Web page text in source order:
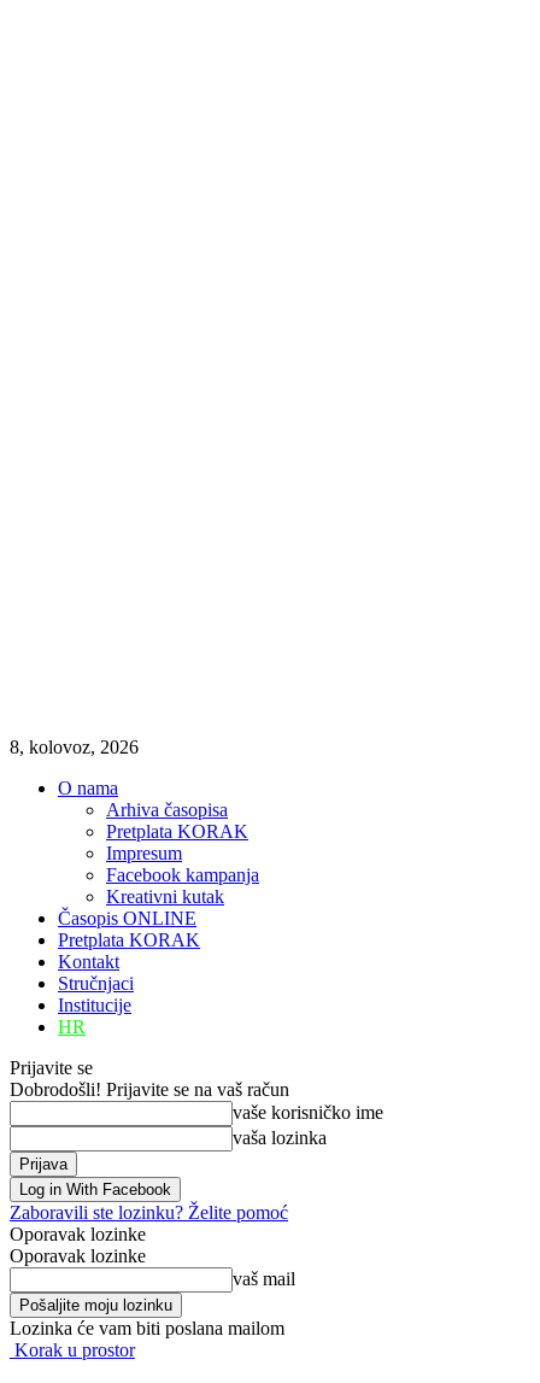
8, kolovoz, 2026
O nama
Arhiva časopisa
Pretplata KORAK
Impresum
Facebook kampanja
Kreativni kutak
Časopis ONLINE
Pretplata KORAK
Kontakt
Stručnjaci
Institucije
HR
Prijavite se
Dobrodošli! Prijavite se na vaš račun
vaše korisničko ime
vaša lozinka
Log in With Facebook
Zaboravili ste lozinku? Želite pomoć
Oporavak lozinke
Oporavak lozinke
vaš mail
Lozinka će vam biti poslana mailom
Korak u prostor